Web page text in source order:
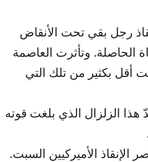
رجل بقي تحت الأنقاض
الحاصلة. وتأثرت العاصمة
أقل بكثير من تلك التي
الزلزال الذي بلغت قوته
الإنقاذ الأميركيين السبت.